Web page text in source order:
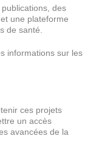
des
une plateforme
de santé.
informations sur les
ces projets
un accès
avancées de la